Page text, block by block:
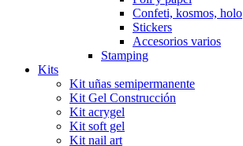
Confeti, kosmos, holo
Stickers
Accesorios varios
Stamping
Kits
Kit uñas semipermanente
Kit Gel Construcción
Kit acrygel
Kit soft gel
Kit nail art